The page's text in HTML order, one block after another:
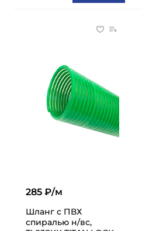
285 ₽/м
Шланг с ПВХ
спиралью н/вс,